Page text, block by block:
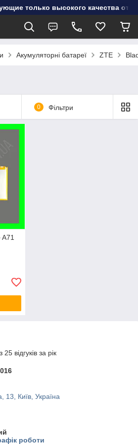
только высокого качества от
Акумуляторні батареї ZTE
0 Фільтри
відгуків за рік
13, Київ, Україна
роботи